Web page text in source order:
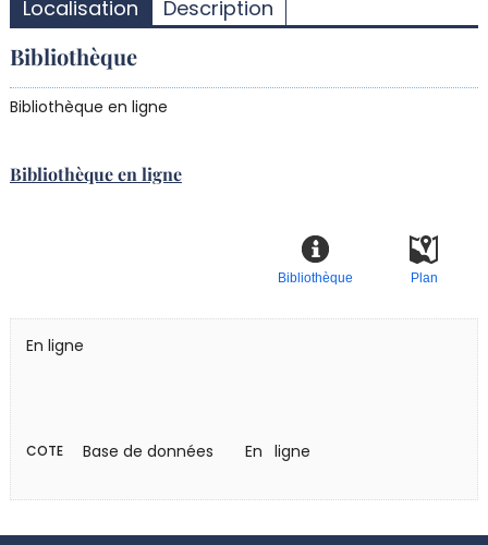
Localisation Description
Bibliothèque
Bibliothèque en ligne
Bibliothèque en ligne
Plan
Bibliothèque
En ligne
COTE Base de données En ligne